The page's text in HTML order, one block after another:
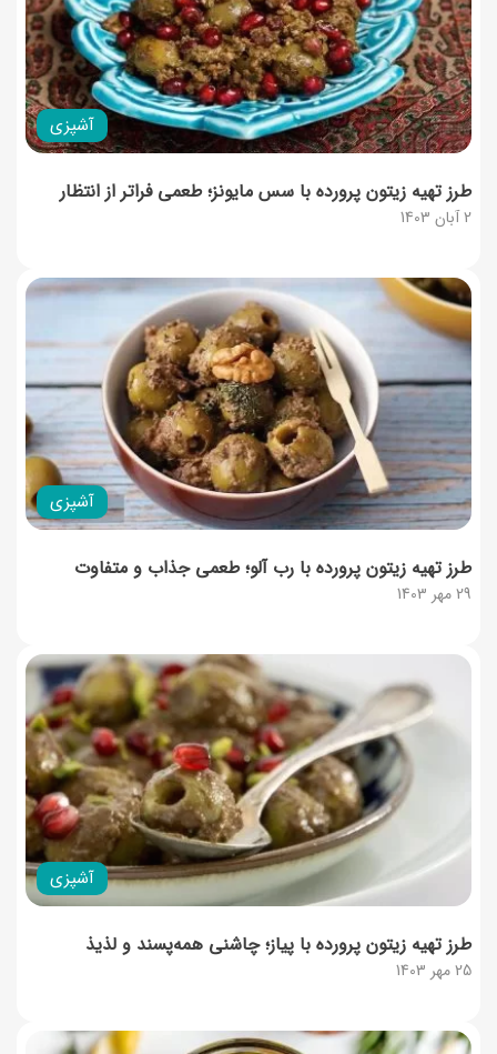
آشپزی
2 آبان 1403
طرز تهیه زیتون پرورده با سس مایونز؛ طعمی فراتر از انتظار
آشپزی
29 مهر 1403
طرز تهیه زیتون پرورده با رب آلو؛ طعمی جذاب و متفاوت
آشپزی
25 مهر 1403
طرز تهیه زیتون‌ پرورده با پیاز؛ چاشنی همه‌پسند و لذیذ